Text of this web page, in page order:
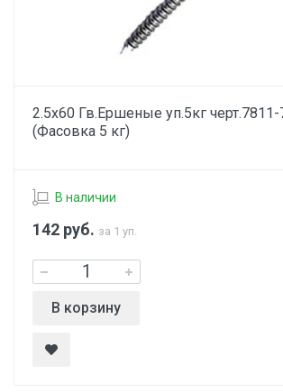
2.5х60 Гв.Ершеные уп.5кг
(Фасовка 5 кг)
В наличии
142 руб. за 1 уп.
В корзину